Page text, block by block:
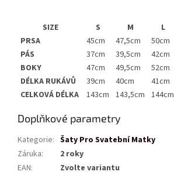
SIZE S M L
PRSA
45cm 47,5cm 50cm
PÁS
37cm 39,5cm 42cm
BOKY
47cm 49,5cm 52cm
DÉLKA RUKÁVŮ
39cm 40cm 41cm
CELKOVÁ DÉLKA
143cm 143,5cm 144cm
Doplňkové parametry
Kategorie: Šaty Pro Svatební Matky
Záruka:
2 roky
EAN:
Zvolte variantu